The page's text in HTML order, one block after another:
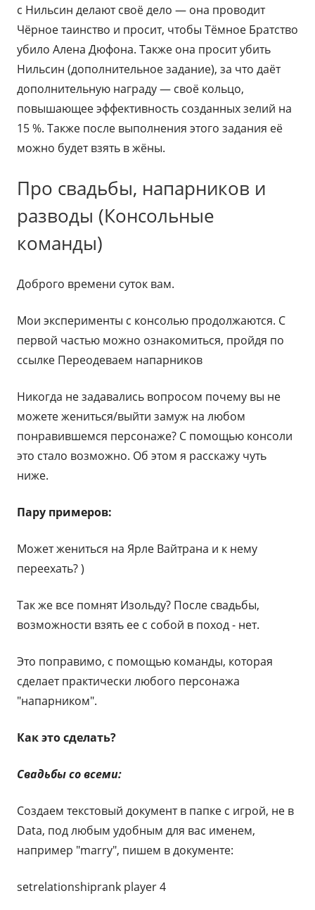
с Нильсин делают своё дело — она проводит
Чёрное таинство и просит, чтобы Тёмное Братство
убило Алена Дюфона. Также она просит убить
Нильсин (дополнительное задание), за что даёт
дополнительную награду — своё кольцо,
повышающее эффективность созданных зелий на
15 %. Также после выполнения этого задания её
можно будет взять в жёны.
Про свадьбы, напарников и
разводы (Консольные
команды)
Доброго времени суток вам.
Мои эксперименты с консолью продолжаются. С
первой частью можно ознакомиться, пройдя по
ссылке Переодеваем напарников
Никогда не задавались вопросом почему вы не
можете жениться/выйти замуж на любом
понравившемся персонаже? С помощью консоли
это стало возможно. Об этом я расскажу чуть
ниже.
Пару примеров:
Может жениться на Ярле Вайтрана и к нему
переехать? )
Так же все помнят Изольду? После свадьбы,
возможности взять ее с собой в поход - нет.
Это поправимо, с помощью команды, которая
сделает практически любого персонажа
"напарником".
Как это сделать?
Свадьбы со всеми:
Создаем текстовый документ в папке с игрой, не в
Data, под любым удобным для вас именем,
например "marry", пишем в документе:
setrelationshiprank player 4